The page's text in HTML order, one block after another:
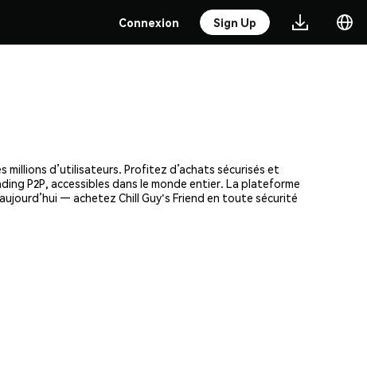
Connexion Sign Up
millions d’utilisateurs. Profitez d’achats sécurisés et
P2P, accessibles dans le monde entier. La plateforme
— achetez Chill Guy's Friend en toute sécurité